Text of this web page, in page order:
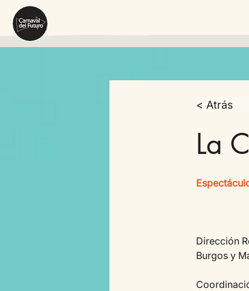
< Atrás
La
Dirección
Burgos y